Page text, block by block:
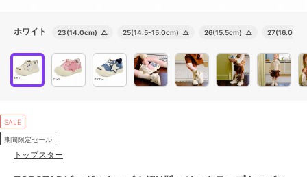
ホワイト 23(14.0cm) △ 25(14.5-15.0cm) △ 26(15.5cm) △ 27(16.0-
SALE
期間限定セール
トップスター